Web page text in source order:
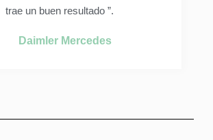
trae un buen resultado ”.
Daimler Mercedes